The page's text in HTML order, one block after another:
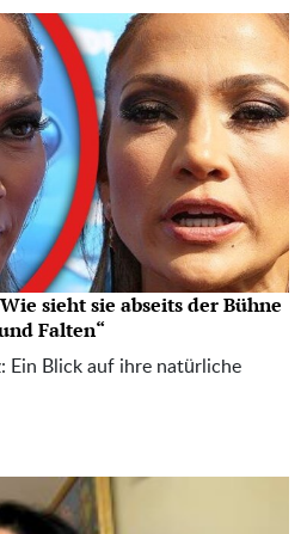
sieht sie abseits der Bühne
Falten“
Ein Blick auf ihre natürliche